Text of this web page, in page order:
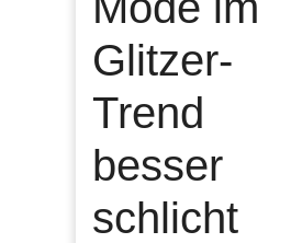
Glitzer-
Trend
besser
schlicht